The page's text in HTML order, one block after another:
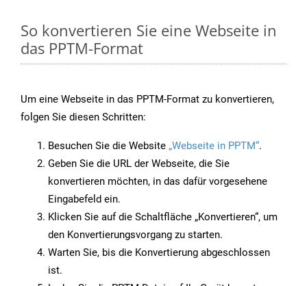
So konvertieren Sie eine Webseite in
das PPTM-Format
Um eine Webseite in das PPTM-Format zu konvertieren,
folgen Sie diesen Schritten:
Besuchen Sie die Website „Webseite in PPTM“.
Geben Sie die URL der Webseite, die Sie
konvertieren möchten, in das dafür vorgesehene
Eingabefeld ein.
Klicken Sie auf die Schaltfläche „Konvertieren“, um
den Konvertierungsvorgang zu starten.
Warten Sie, bis die Konvertierung abgeschlossen
ist.